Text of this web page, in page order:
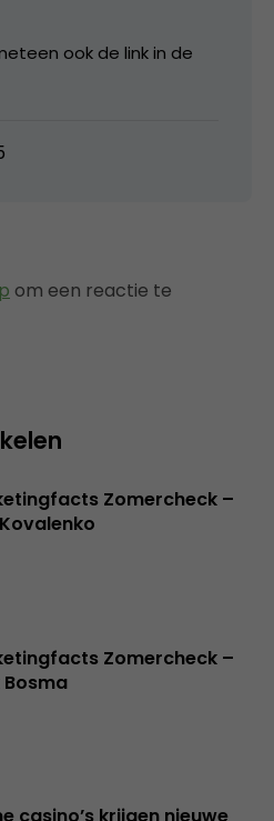
ook de link in de
om een reactie te
Zomercheck –
Zomercheck –
Bosma